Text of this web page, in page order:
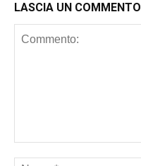
LASCIA UN COMMENTO